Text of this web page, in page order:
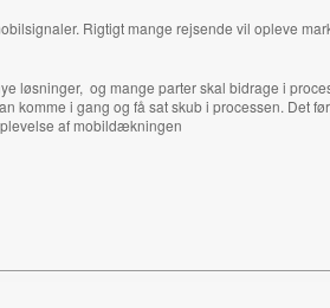
Rigtigt mange rejsende vil opleve
løsninger, og mange parter skal bidrage i
komme i gang og få sat skub i processen. Det
af mobildækningen